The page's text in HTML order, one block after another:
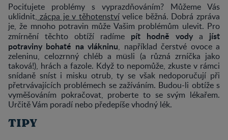
Pociťujete problémy s vyprazdňováním? Můžeme Vás
uklidnit, zácpa je v těhotenstvívelice běžná. Dobrá zpráva
je, že mnoho potravin může Vašim problémům ulevit. Pro
zmírnění těchto obtíží radíme pít hodně vodya jíst
potraviny bohaté na vlákninu, například čerstvé ovoce a
zeleninu, celozrnný chléb a müsli (a různá zrníčka jako
taková!), hrách a fazole. Když to nepomůže, zkuste v rámci
snídaně sníst i misku otrub, ty se však nedoporučují při
přetrvávajících problémech se zažíváním. Budou-li obtíže s
vyměšováním pokračovat, proberte to se svým lékařem.
Určitě Vám poradí nebo předepíše vhodný lék.
TIPY